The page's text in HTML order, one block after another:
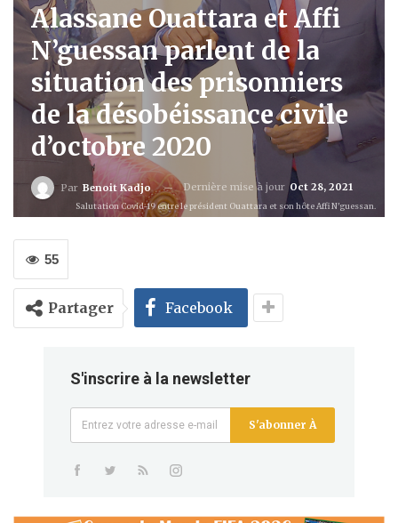
Alassane Ouattara et Affi
N’guessan parlent de la
situation des prisonniers
de la désobéissance civile
d’octobre 2020
Par Benoit Kadjo Dernière mise à jour Oct 28, 2021
Salutation Covid-19 entre le président Ouattara et son hôte Affi N'guessan.
55
Partager Facebook
S'inscrire à la newsletter
S'abonner À